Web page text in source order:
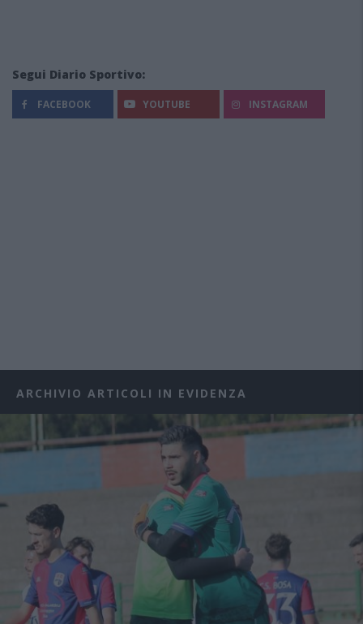
Segui Diario Sportivo:
FACEBOOK YOUTUBE INSTAGRAM
ARCHIVIO ARTICOLI IN EVIDENZA